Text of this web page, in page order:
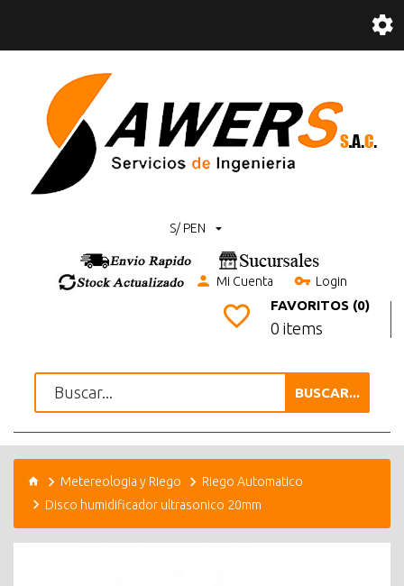
S/ PEN
Mi Cuenta Login
FAVORITOS (0)
0 items
BUSCAR...
Metereologia y Riego
Riego Automatico
Disco humidificador ultrasonico 20mm